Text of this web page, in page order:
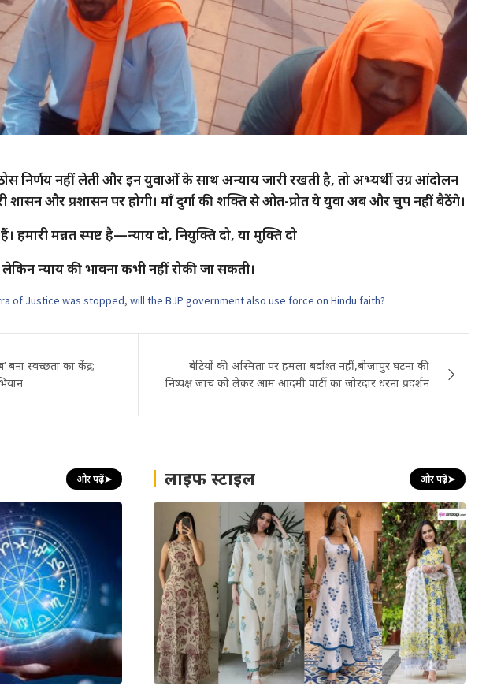
निर्णय नहीं लेती और इन युवाओं के साथ अन्याय जारी रखती है, तो अभ्यर्थी उग्र आंदोलन
शासन और प्रशासन पर होगी। माँ दुर्गा की शक्ति से ओत-प्रोत ये युवा अब और चुप नहीं बैठेंगे।
हमारी मन्नत स्पष्ट है—न्याय दो, नियुक्ति दो, या मुक्ति दो
न्याय की भावना कभी नहीं रोकी जा सकती।
of Justice was stopped, will the BJP government also use force on Hindu faith?
बना स्वच्छता का केंद्र;
बेटियों की अस्मिता पर हमला बर्दाश्त नहीं,बीजापुर घटना की
निष्पक्ष जांच को लेकर आम आदमी पार्टी का जोरदार धरना प्रदर्शन
और पढ़ें➤ लाइफ स्टाइल और पढ़ें➤